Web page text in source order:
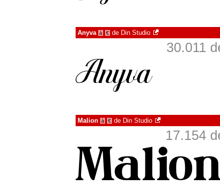
Anyva à € de Din Studio
30.011
Malion à € de Din Studio
17.154